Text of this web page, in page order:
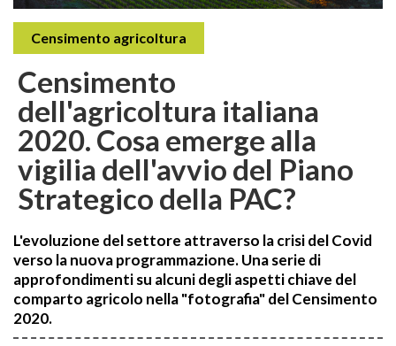
Censimento agricoltura
Censimento
dell'agricoltura italiana
2020. Cosa emerge alla
vigilia dell'avvio del Piano
Strategico della PAC?
L'evoluzione del settore attraverso la crisi del Covid
verso la nuova programmazione. Una serie di
approfondimenti su alcuni degli aspetti chiave del
comparto agricolo nella "fotografia" del Censimento
2020.